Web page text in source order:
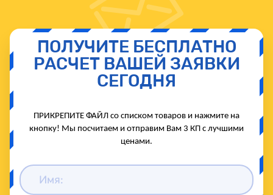
ПОЛУЧИТЕ БЕСПЛАТНО
РАСЧЕТ ВАШЕЙ ЗАЯВКИ
СЕГОДНЯ
ПРИКРЕПИТЕ ФАЙЛ со списком товаров и нажмите на
кнопку! Мы посчитаем и отправим Вам 3 КП с лучшими
ценами.